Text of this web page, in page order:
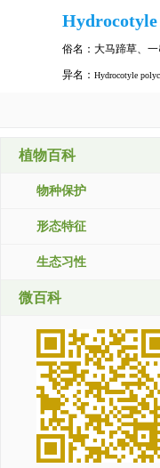
Hydrocotyle
俗名： 大马蹄草、
异名： Hydrocotyle
植物百科
物种保护
形态特征
生态习性
微百科